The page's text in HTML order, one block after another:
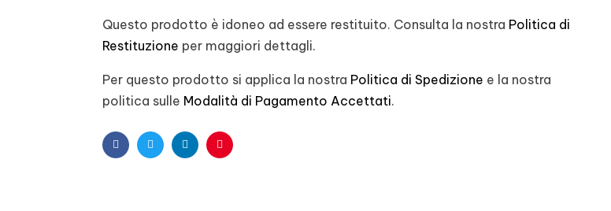
Questo prodotto è idoneo ad essere restituito. Consulta la nostra Politica di
Restituzione per maggiori dettagli.
Per questo prodotto si applica la nostra Politica di Spedizione e la nostra
politica sulle Modalità di Pagamento Accettati.
FacebookTwitterLinkedinPinterest